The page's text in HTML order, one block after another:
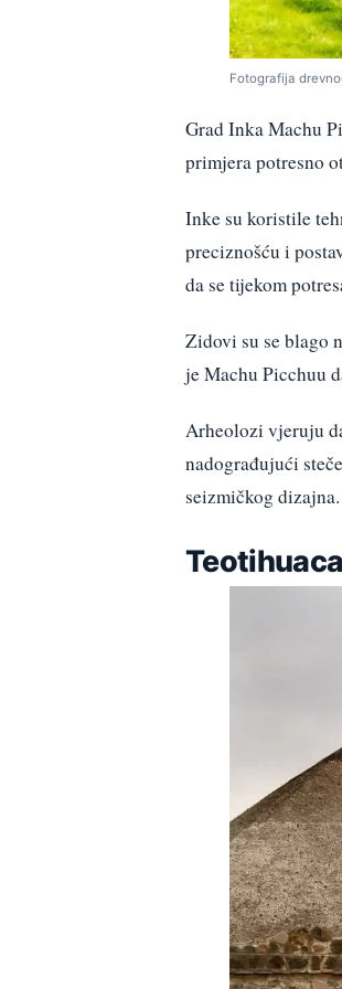
Fotografija
Grad Inka Machu
primjera potresno
Inke su koristile
preciznošću i
da se tijekom
Zidovi su se blago
je Machu Picchuu
Arheolozi vjeruju
nadograđujući
seizmičkog dizajna.